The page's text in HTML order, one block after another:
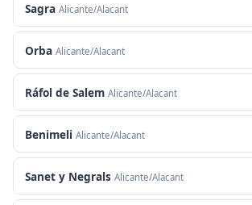
Sagra Alicante/Alacant
Orba Alicante/Alacant
Ráfol de Salem Alicante/Alacant
Benimeli Alicante/Alacant
Sanet y Negrals Alicante/Alacant